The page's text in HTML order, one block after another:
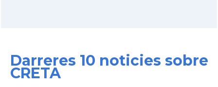
Darreres 10 noticies sobre
CRETA